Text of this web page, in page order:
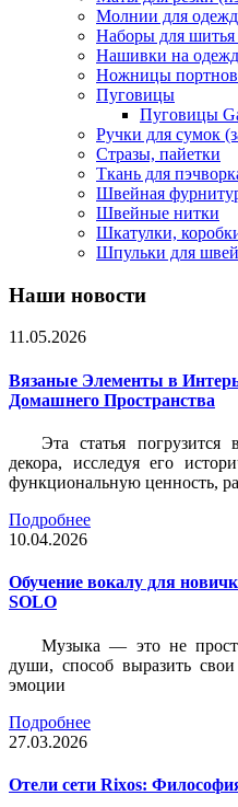
Молнии для
Наборы для шитья
Нашивки на
Ножницы
Пуговицы
Пуговицы
Ручки для сумок
Стразы, пайетки
Ткань для
Швейная
Швейные нитки
Шкатулки,
Шпульки для
Наши новости
11.05.2026
Вязаные Элементы в
Домашнего Пространства
Эта статья
декора, исследуя его
функциональную ценность,
Подробнее
10.04.2026
Обучение вокалу для
SOLO
Музыка — это не
души, способ выразить
эмоции
Подробнее
27.03.2026
Отели сети Rixos: